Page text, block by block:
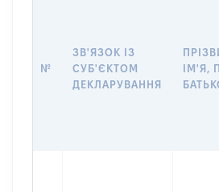
№
ЗВ'ЯЗОК ІЗ
СУБ'ЄКТОМ
ДЕКЛАРУВАННЯ
ІМ'Я,